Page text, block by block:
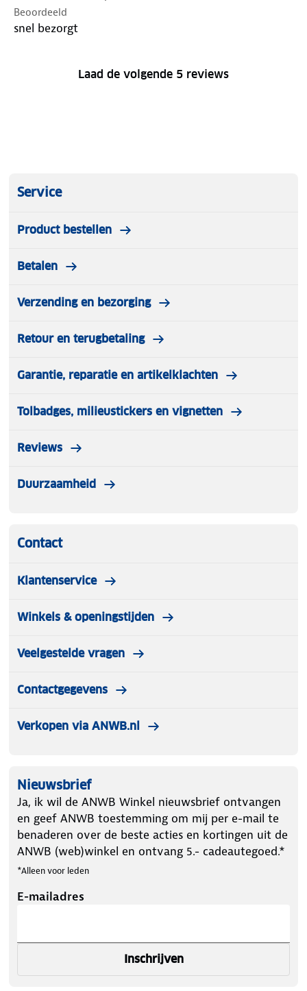
Beoordeeld
snel bezorgt
Laad de volgende 5 reviews
Service
Product bestellen
Betalen
Verzending en bezorging
Retour en terugbetaling
Garantie, reparatie en artikelklachten
Tolbadges, milieustickers en vignetten
Reviews
Duurzaamheid
Contact
Klantenservice
Winkels & openingstijden
Veelgestelde vragen
Contactgegevens
Verkopen via ANWB.nl
Nieuwsbrief
Ja, ik wil de ANWB Winkel nieuwsbrief ontvangen
en geef ANWB toestemming om mij per e-mail te
benaderen over de beste acties en kortingen uit de
ANWB (web)winkel en ontvang 5.- cadeautegoed.*
*Alleen voor leden
E-mailadres
Inschrijven